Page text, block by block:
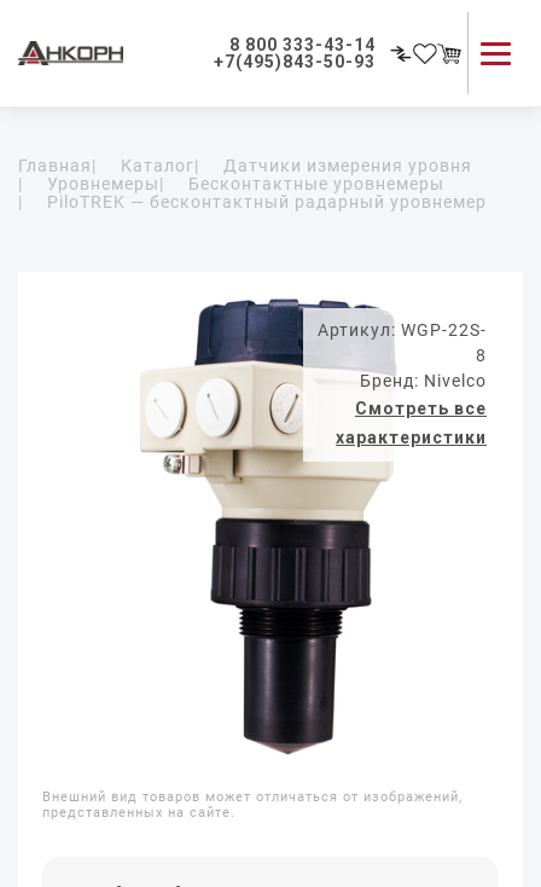
8 800 333-43-14
+7(495)843-50-93
Применение приборов
Как мы работаем
Главная| Каталог|
Датчики измерения уровня
|
Уровнемеры|
Бесконтактные уровнемеры
|
PiloTREK — бесконтактный радарный уровнемер
Артикул: WGP-22S-
8
Бренд: Nivelco
Смотреть все
характеристики
Внешний вид товаров может отличаться от изображений,
представленных на сайте.